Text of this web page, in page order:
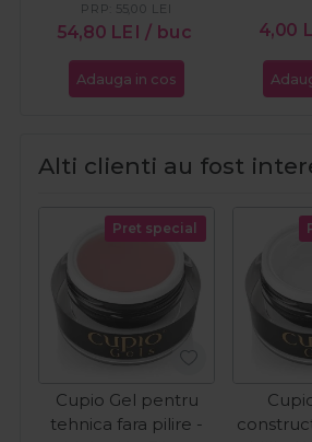
54,80 LEI / buc
PRP: 55,00 LEI
Adauga in cos
4,00
Alti clienti au fost
Pret special
Cupio Gel pentru
tehnica fara pilire -